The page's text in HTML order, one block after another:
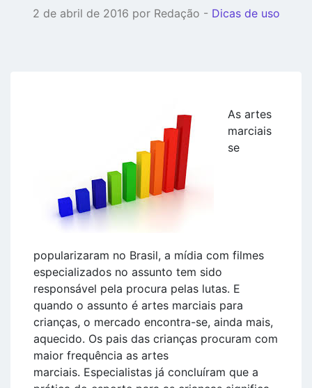
2 de abril de 2016 por Redação - Dicas de uso
As artes
marciais
se
popularizaram no Brasil, a mídia com filmes
especializados no assunto tem sido
responsável pela procura pelas lutas. E
quando o assunto é artes marciais para
crianças, o mercado encontra-se, ainda mais,
aquecido. Os pais das crianças procuram com
maior frequência as artes
marciais. Especialistas já concluíram que a